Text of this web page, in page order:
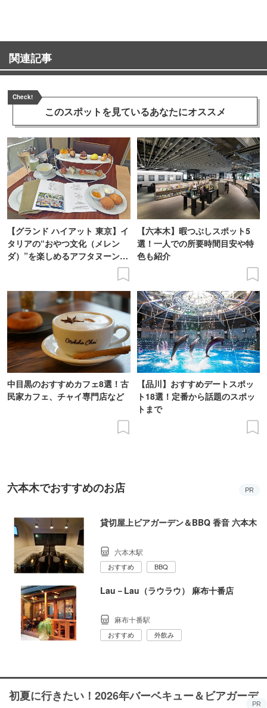
関連記事
Check!
このスポットを見ているあなたにオススメ
【グランド ハイアット 東京】イ
タリアの“おやつ文化（メレン
ダ）”を楽しめるアフタヌーンテ
【六本木】暇つぶしスポット5
選！一人での所要時間目安や特
色も紹介
中目黒のおすすめカフェ8選！古
民家カフェ、チャイ専門店など
【品川】おすすめデートスポッ
ト18選！定番から話題のスポッ
トまで
六本木でおすすめのお店 PR
貸切屋上ビアガーデン＆BBQ 香音 六本木
六本木駅
おすすめ BBQ
Lau－Lau（ラウラウ） 麻布十番店
麻布十番駅
おすすめ 外飲み
初夏に行きたい！2026年バーベキュー＆ビアガーデ
PR